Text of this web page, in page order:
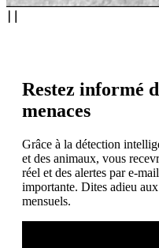
Restez informé
menaces
Grâce à la détection
et des animaux, vous
réel et des alertes par e-
importante. Dites adieu
mensuels.